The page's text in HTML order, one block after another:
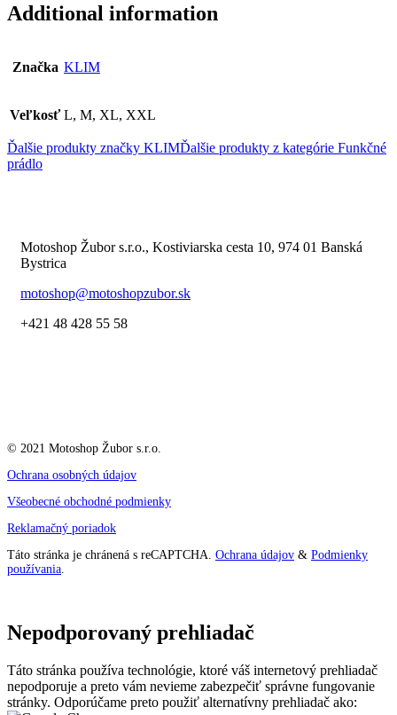
Additional information
Značka KLIM
Veľkosť L, M, XL, XXL
Ďalšie produkty značky KLIMĎalšie produkty z kategórie Funkčné
prádlo
Motoshop Žubor s.r.o., Kostiviarska cesta 10, 974 01 Banská
Bystrica
motoshop@motoshopzubor.sk
+421 48 428 55 58
© 2021 Motoshop Žubor s.r.o.
Ochrana osobných údajov
Všeobecné obchodné podmienky
Reklamačný poriadok
Táto stránka je chránená s reCAPTCHA. Ochrana údajov & Podmienky
používania.
Nepodporovaný prehliadač
Táto stránka používa technológie, ktoré váš internetový prehliadač
nepodporuje a preto vám nevieme zabezpečiť správne fungovanie
stránky. Odporúčame preto použiť alternatívny prehliadač ako: